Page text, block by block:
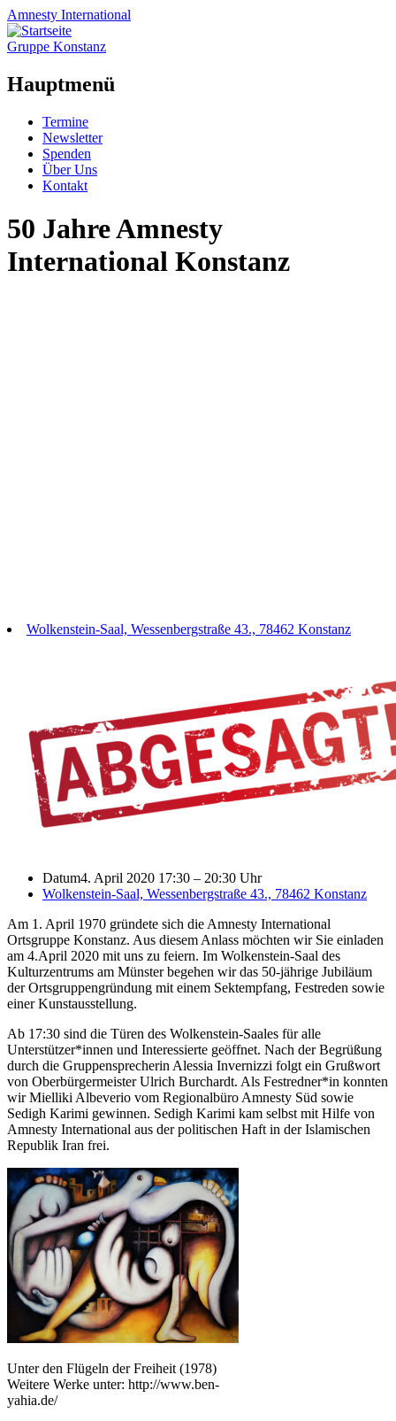
Amnesty International
Gruppe Konstanz
Hauptmenü
Zum
Inhalt
springen
Termine
Newsletter
Spenden
Über Uns
Kontakt
50 Jahre Amnesty
International Konstanz
Wolkenstein-Saal, Wessenbergstraße 43., 78462 Konstanz
Datum4. April 2020 17:30 – 20:30 Uhr
Wolkenstein-Saal, Wessenbergstraße 43., 78462 Konstanz
Am 1. April 1970 gründete sich die Amnesty International
Ortsgruppe Konstanz. Aus diesem Anlass möchten wir Sie einladen
am 4.April 2020 mit uns zu feiern. Im Wolkenstein-Saal des
Kulturzentrums am Münster begehen wir das 50-jährige Jubiläum
der Ortsgruppengründung mit einem Sektempfang, Festreden sowie
einer Kunstausstellung.
Ab 17:30 sind die Türen des Wolkenstein-Saales für alle
Unterstützer*innen und Interessierte geöffnet. Nach der Begrüßung
durch die Gruppensprecherin Alessia Invernizzi folgt ein Grußwort
von Oberbürgermeister Ulrich Burchardt. Als Festredner*in konnten
wir Mielliki Albeverio vom Regionalbüro Amnesty Süd sowie
Sedigh Karimi gewinnen. Sedigh Karimi kam selbst mit Hilfe von
Amnesty International aus der politischen Haft in der Islamischen
Republik Iran frei.
Unter den Flügeln der Freiheit (1978)
Weitere Werke unter: http://www.ben-
yahia.de/